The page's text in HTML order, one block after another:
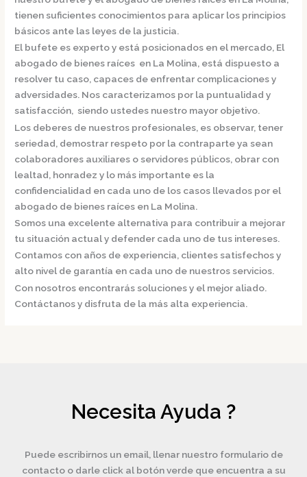
tienen suficientes conocimientos para aplicar los principios
básicos ante las leyes de la justicia.
El bufete es experto y está posicionados en el mercado, El
abogado de bienes raíces en La Molina, está dispuesto a
resolver tu caso, capaces de enfrentar complicaciones y
adversidades. Nos caracterizamos por la puntualidad y
satisfacción, siendo ustedes nuestro mayor objetivo.
Los deberes de nuestros profesionales, es observar, tener
seriedad, demostrar respeto por la contraparte ya sean
colaboradores auxiliares o servidores públicos, obrar con
lealtad, honradez y lo más importante es la
confidencialidad en cada uno de los casos llevados por el
abogado de bienes raíces en La Molina.
Somos una excelente alternativa para contribuir a mejorar
tu situación actual y defender cada uno de tus intereses.
Contamos con años de experiencia, clientes satisfechos y
alto nivel de garantía en cada uno de nuestros servicios.
Con nosotros encontrarás soluciones y el mejor aliado.
Contáctanos y disfruta de la más alta experiencia.
Necesita Ayuda ?
Puede escribirnos un email, llenar nuestro formulario de
contacto o darle click al botón verde que encuentra a su